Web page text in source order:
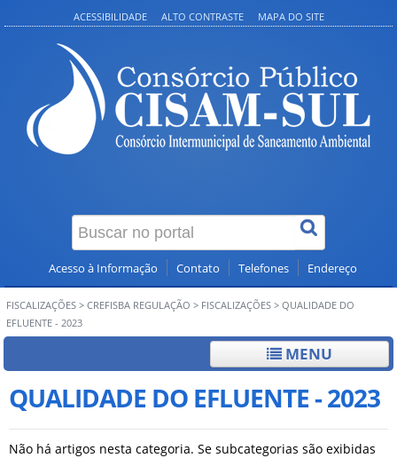
ACESSIBILIDADE ALTO CONTRASTE MAPA DO SITE
Acesso à Informação Contato Telefones Endereço
FISCALIZAÇÕES > CREFISBA REGULAÇÃO > FISCALIZAÇÕES > QUALIDADE DO
EFLUENTE - 2023
MENU
QUALIDADE DO EFLUENTE - 2023
Não há artigos nesta categoria. Se subcategorias são exibidas